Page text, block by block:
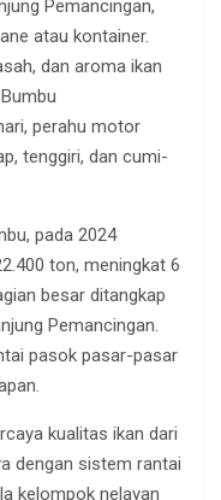
Pemancingan,
atau kontainer.
dan aroma ikan
perahu motor
tenggiri, dan cumi-
pada 2024
ton, meningkat 6
besar ditangkap
Pemancingan.
pasok pasar-pasar
kualitas ikan dari
dengan sistem rantai
kelompok nelayan